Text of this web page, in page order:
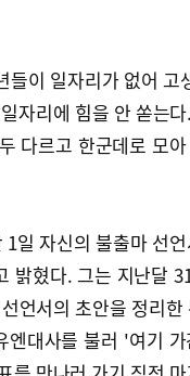
들이 일자리가 없어 고
자리에 힘을 안 쏟는
다르고 한군데로 모
1일 자신의 불출마 선
밝혔다. 그는 지난달
언서의 초안을 정리
엔대사를 불러 '여기